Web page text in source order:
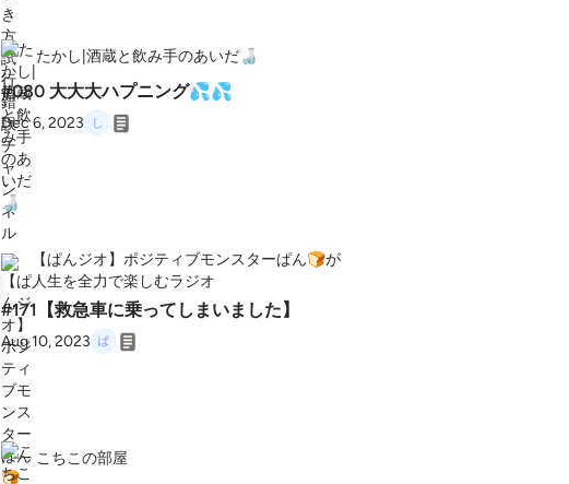
たかし|酒蔵と飲み手のあいだ🍶
#080 大大大ハプニング💦💦
Dec 6, 2023
【ぱんジオ】ポジティブモンスターぱん🍞が
人生を全力で楽しむラジオ
#171【救急車に乗ってしまいました】
Aug 10, 2023
こちこの部屋